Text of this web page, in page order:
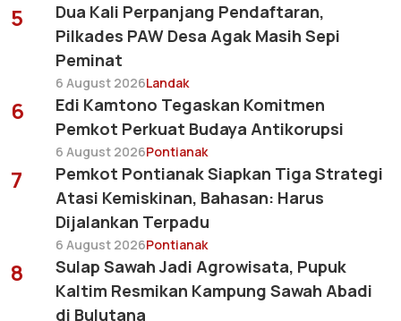
5
Dua Kali Perpanjang Pendaftaran,
Pilkades PAW Desa Agak Masih Sepi
Peminat
6 August 2026Landak
6
Edi Kamtono Tegaskan Komitmen
Pemkot Perkuat Budaya Antikorupsi
6 August 2026Pontianak
7
Pemkot Pontianak Siapkan Tiga Strategi
Atasi Kemiskinan, Bahasan: Harus
Dijalankan Terpadu
6 August 2026Pontianak
8
Sulap Sawah Jadi Agrowisata, Pupuk
Kaltim Resmikan Kampung Sawah Abadi
di Bulutana